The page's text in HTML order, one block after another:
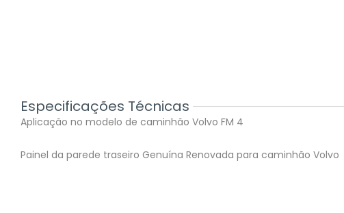
Especificações Técnicas
Aplicação no modelo de caminhão Volvo FM 4
Painel da parede traseiro Genuína Renovada para caminhão Volvo